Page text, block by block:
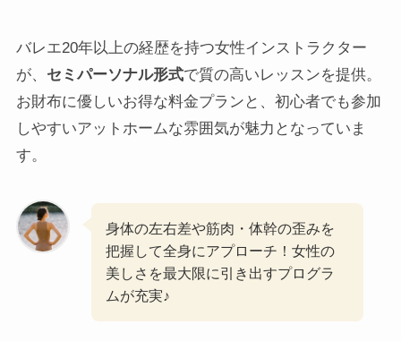
バレエ20年以上の経歴を持つ女性インストラクター
が、 セミパーソナル形式で質の高いレッスンを提供。
お財布に優しいお得な料金プランと、初心者でも参加
しやすいアットホームな雰囲気が魅力となっていま
す。
身体の左右差や筋肉・体幹の歪みを
把握して全身にアプローチ！女性の
美しさを最大限に引き出すプログラ
ムが充実♪